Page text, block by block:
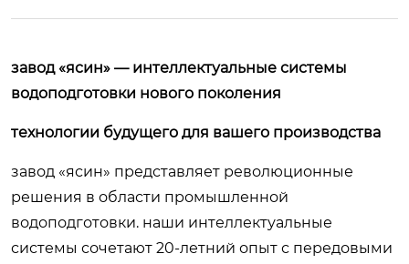
завод «ясин» — интеллектуальные системы
водоподготовки нового поколения
технологии будущего для вашего производства
завод «ясин» представляет революционные
решения в области промышленной
водоподготовки. наши интеллектуальные
системы сочетают 20-летний опыт с передовыми